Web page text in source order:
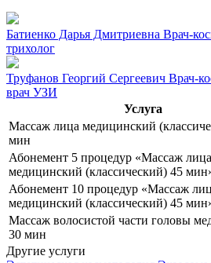
Батиенко Дарья Дмитриевна Врач-
трихолог
Труфанов Георгий Сергеевич Врач-
врач УЗИ
Услуга
Массаж лица медицинский
мин
Абонемент 5 процедур «Массаж лица
медицинский (классический) 45
Абонемент 10 процедур «Массаж
медицинский (классический) 45
Массаж волосистой части головы
30 мин
Другие услуги